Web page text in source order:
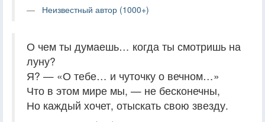
Неизвестный автор (1000+)
О чем ты думаешь… когда ты смотришь на
луну?
Я? — «О тебе… и чуточку о вечном…»
Что в этом мире мы, — не бесконечны,
Но каждый хочет, отыскать свою звезду.